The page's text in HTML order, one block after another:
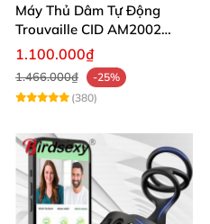
Máy Thủ Dâm Tự Động
Trouvaille CID AM2002
Mạnh Mẽ Dễ Lên Đỉnh
1.100.000₫
1.466.000₫
-25%
(380)